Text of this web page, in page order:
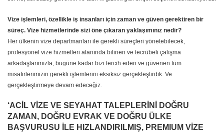
Vize işlemleri, özellikle iş insanları için zaman ve güven gerektiren bir
süreç. Vize hizmetlerinde sizi öne çıkaran yaklaşımınız nedir?
Her ülkenin vize departmanları ile gerekli süreçleri yönetebilecek,
profesyonel vize hizmetleri alanında bilinen ve tecrübeli çalışma
arkadaşlarımızla, bugüne kadar bizi tercih eden ve güvenen tüm
misafirlerimizin gerekli işlemlerini eksiksiz gerçekleştirdik. Ve
gerçekleştirmeye devam edeceğiz.
‘ACİL VİZE VE SEYAHAT TALEPLERİNİ DOĞRU
ZAMAN, DOĞRU EVRAK VE DOĞRU ÜLKE
BAŞVURUSU İLE HIZLANDIRILMIŞ, PREMIUM VİZE